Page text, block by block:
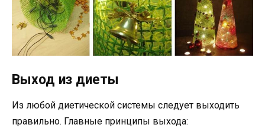
Выход из диеты
Из любой диетической системы следует выходить
правильно. Главные принципы выхода: